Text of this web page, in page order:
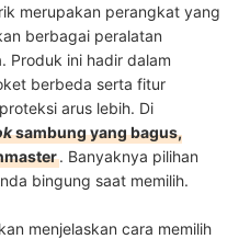
merupakan perangkat yang
berbagai peralatan
Produk ini hadir dalam
berbeda serta fitur
arus lebih. Di
sambung yang bagus,
. Banyaknya pilihan
bingung saat memilih.
menjelaskan cara memilih